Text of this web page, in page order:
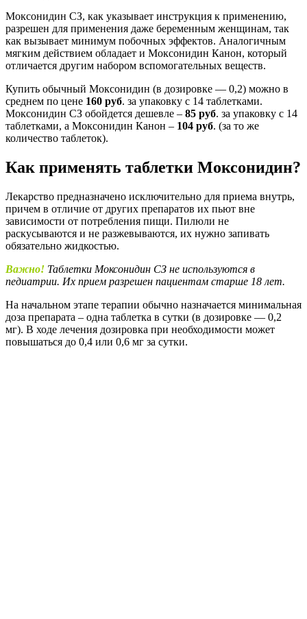
Моксонидин СЗ, как указывает инструкция к применению,
разрешен для применения даже беременным женщинам, так
как вызывает минимум побочных эффектов. Аналогичным
мягким действием обладает и Моксонидин Канон, который
отличается другим набором вспомогательных веществ.
Купить обычный Моксонидин (в дозировке — 0,2) можно в
среднем по цене 160 руб. за упаковку с 14 таблетками.
Моксонидин СЗ обойдется дешевле – 85 руб. за упаковку с 14
таблетками, а Моксонидин Канон – 104 руб. (за то же
количество таблеток).
Как применять таблетки Моксонидин?
Лекарство предназначено исключительно для приема внутрь,
причем в отличие от других препаратов их пьют вне
зависимости от потребления пищи. Пилюли не
раскусываются и не разжевываются, их нужно запивать
обязательно жидкостью.
Важно! Таблетки Моксонидин СЗ не используются в
педиатрии. Их прием разрешен пациентам старше 18 лет.
На начальном этапе терапии обычно назначается минимальная
доза препарата – одна таблетка в сутки (в дозировке — 0,2
мг). В ходе лечения дозировка при необходимости может
повышаться до 0,4 или 0,6 мг за сутки.